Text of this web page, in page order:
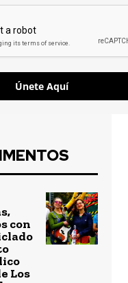
Únete Aquí
con
Los